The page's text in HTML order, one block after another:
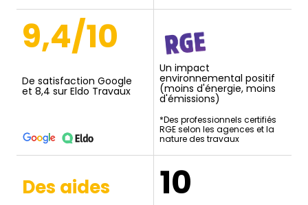
9,4/10
De satisfaction Google
et 8,4 sur Eldo Travaux
Un impact
environnemental positif
(moins d'énergie, moins
d'émissions)
*Des professionnels certifiés
RGE selon les agences et la
nature des travaux
Des aides
10